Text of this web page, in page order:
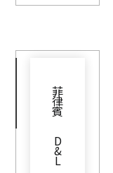
菲
律
賓
D
&
L